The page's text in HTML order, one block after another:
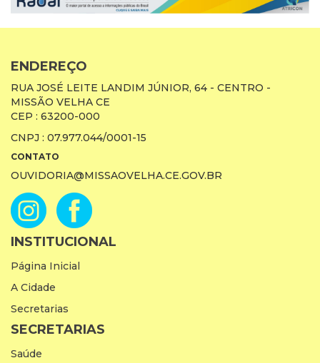
ENDEREÇO
RUA JOSÉ LEITE LANDIM JÚNIOR, 64 - CENTRO -
MISSÃO VELHA CE
CEP : 63200-000
CNPJ : 07.977.044/0001-15
CONTATO
OUVIDORIA@MISSAOVELHA.CE.GOV.BR
INSTITUCIONAL
Página Inicial
A Cidade
Secretarias
SECRETARIAS
Saúde